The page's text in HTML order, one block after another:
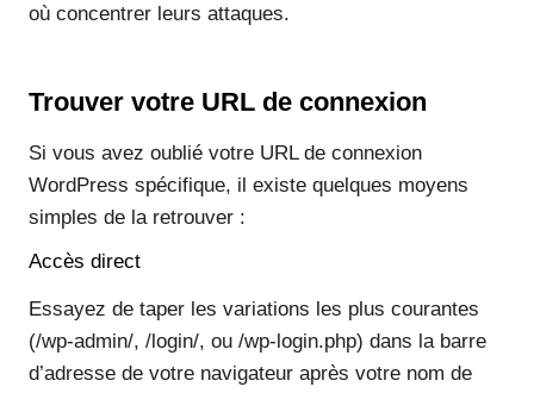
où concentrer leurs attaques.
Trouver votre URL de connexion
Si vous avez oublié votre URL de connexion
WordPress spécifique, il existe quelques moyens
simples de la retrouver :
Accès direct
Essayez de taper les variations les plus courantes
(/wp-admin/, /login/, ou /wp-login.php) dans la barre
d’adresse de votre navigateur après votre nom de